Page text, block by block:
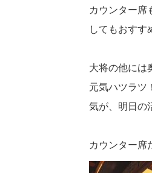
カウンター席
してもおすす
大将の他には
元気ハツラツ
気が、明日の
カウンター席